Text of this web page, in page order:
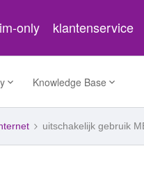
only klantenservice
Knowledge Base
uitschakelijk gebruik